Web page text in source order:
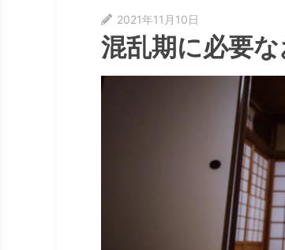
2021年11月10日
混乱期に必要